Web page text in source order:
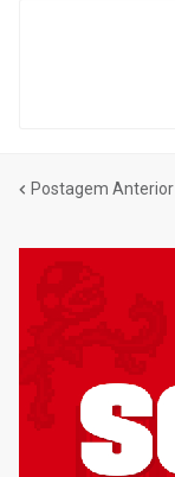
Postagem Anterior